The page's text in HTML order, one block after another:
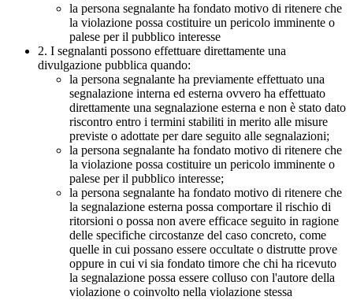
la persona segnalante ha fondato motivo di ritenere che
la violazione possa costituire un pericolo imminente o
palese per il pubblico interesse
2. I segnalanti possono effettuare direttamente una
divulgazione pubblica quando:
la persona segnalante ha previamente effettuato una
segnalazione interna ed esterna ovvero ha effettuato
direttamente una segnalazione esterna e non è stato dato
riscontro entro i termini stabiliti in merito alle misure
previste o adottate per dare seguito alle segnalazioni;
la persona segnalante ha fondato motivo di ritenere che
la violazione possa costituire un pericolo imminente o
palese per il pubblico interesse;
la persona segnalante ha fondato motivo di ritenere che
la segnalazione esterna possa comportare il rischio di
ritorsioni o possa non avere efficace seguito in ragione
delle specifiche circostanze del caso concreto, come
quelle in cui possano essere occultate o distrutte prove
oppure in cui vi sia fondato timore che chi ha ricevuto
la segnalazione possa essere colluso con l'autore della
violazione o coinvolto nella violazione stessa